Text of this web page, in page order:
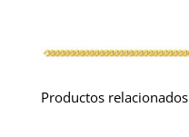
Productos relacionados